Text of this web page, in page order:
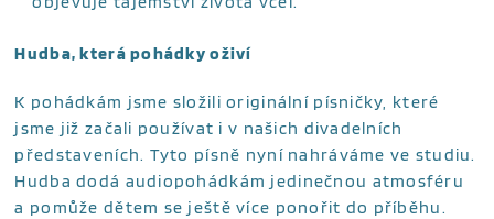
Hudba, která pohádky oživí
K pohádkám jsme složili originální písničky, které
jsme již začali používat i v našich divadelních
představeních. Tyto písně nyní nahráváme ve studiu.
Hudba dodá audiopohádkám jedinečnou atmosféru
a pomůže dětem se ještě více ponořit do příběhu.